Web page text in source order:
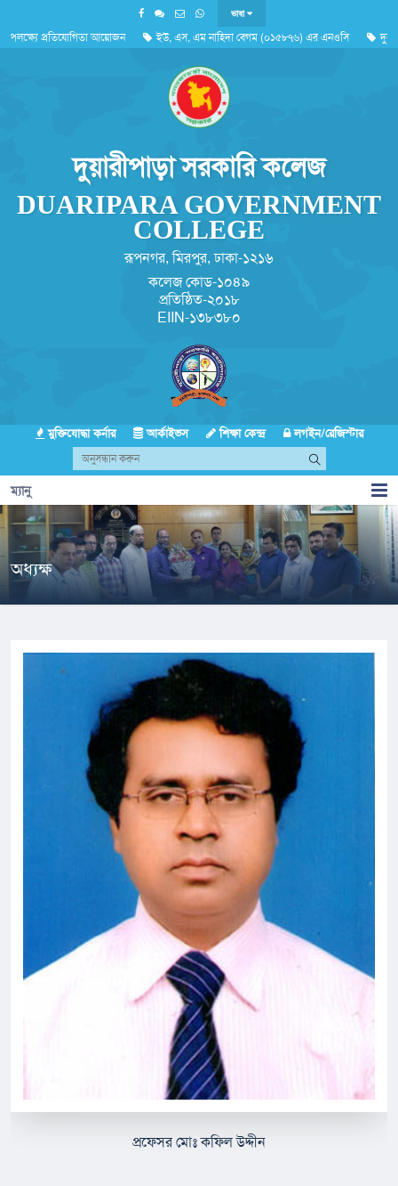
প্রতিযোগিতা আয়োজন ইউ, এস, এম নাহিদা বেগম (০১৫৮৭৬) এর এনওসি
ভাষা
দুয়ারীপাড়া সরকারি কলেজ
DUARIPARA GOVERNMENT
COLLEGE
রূপনগর, মিরপুর, ঢাকা-১২১৬
কলেজ কোড-১০৪৯
প্রতিষ্ঠিত-২০১৮
EIIN-১৩৮৩৮০
মুক্তিযোদ্ধা কর্নার আর্কাইভস শিক্ষা কেন্দ্র লগইন/রেজিস্টার
ম্যানু
অধ্যক্ষ
প্রফেসর মোঃ কফিল উদ্দীন